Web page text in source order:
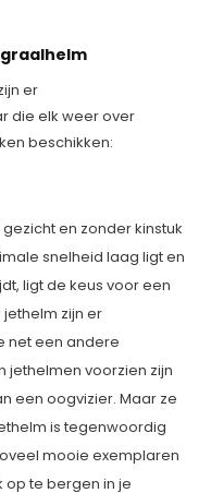
er
die elk weer over
beschikken:
en zonder kinstuk
snelheid laag ligt en
ligt de keus voor een
zijn er
net een andere
jethelmen voorzien zijn
een oogvizier. Maar ze
is tegenwoordig
mooie exemplaren
op te bergen in je